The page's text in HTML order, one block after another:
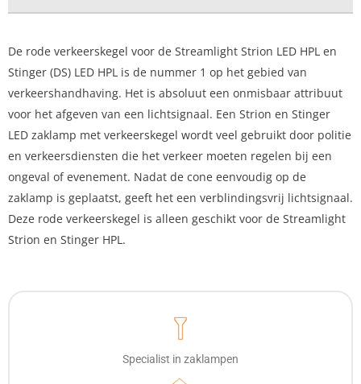
De rode verkeerskegel voor de Streamlight Strion LED HPL en
Stinger (DS) LED HPL is de nummer 1 op het gebied van
verkeershandhaving. Het is absoluut een onmisbaar attribuut
voor het afgeven van een lichtsignaal. Een Strion en Stinger
LED zaklamp met verkeerskegel wordt veel gebruikt door politie
en verkeersdiensten die het verkeer moeten regelen bij een
ongeval of evenement. Nadat de cone eenvoudig op de
zaklamp is geplaatst, geeft het een verblindingsvrij lichtsignaal.
Deze rode verkeerskegel is alleen geschikt voor de Streamlight
Strion en Stinger HPL.
Specialist in zaklampen